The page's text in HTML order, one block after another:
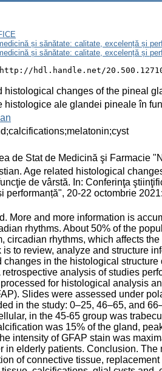
și sănătate: calitate, excelență și
și sănătate: calitate, excelență și
http://hdl.handle.net/
histological changes of the pineal
histologice ale glandei pineale în
de Stat de Medicină şi Farmacie
Age related histological
de vârstă. In: Conferinţa
performanță", 20-22 octombrie
More and more information is
rhythms. About 50% of the
circadian rhythms, which affects
is to review, analyze and structure
changes in the histological
retrospective analysis of studies
for histological analysis
Slides were assessed under
in the study: 0–25, 46–65, and
in the 45-65 group was
was 15% of the gland,
intensity of GFAP stain was
in elderly patients. Conclusion.
of connective tissue,